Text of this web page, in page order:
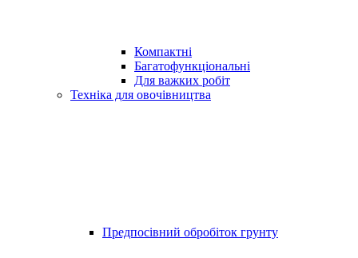
Компактні
Багатофункціональні
Для важких робіт
Техніка для овочівництва
Предпосівний обробіток грунту